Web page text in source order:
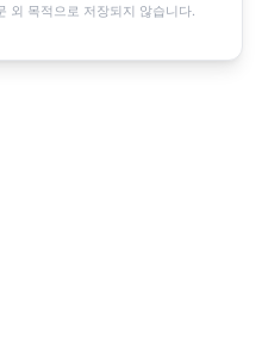
외 목적으로 저장되지 않습니다.